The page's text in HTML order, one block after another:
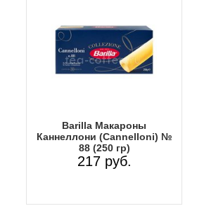
Barilla Макароны
Каннеллони (Cannelloni) №
88 (250 гр)
217 руб.